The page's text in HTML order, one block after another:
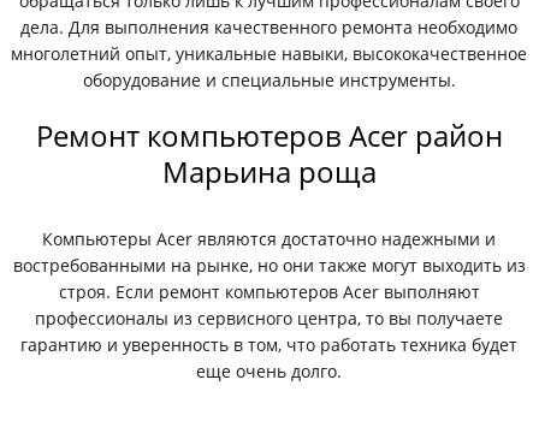
дела. Для выполнения качественного ремонта необходимо
многолетний опыт, уникальные навыки, высококачественное
оборудование и специальные инструменты.
Ремонт компьютеров Acer район
Марьина роща
Компьютеры Acer являются достаточно надежными и
востребованными на рынке, но они также могут выходить из
строя. Если ремонт компьютеров Acer выполняют
профессионалы из сервисного центра, то вы получаете
гарантию и уверенность в том, что работать техника будет
еще очень долго.